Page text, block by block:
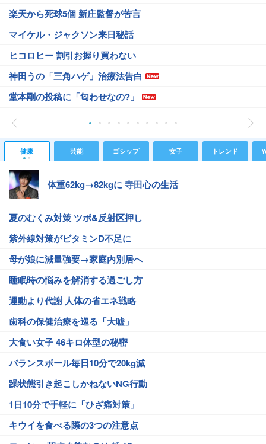
楽天から死球5個 新庄監督が苦言
マイケル・ジャクソン来日秘話
ヒコロヒー 割引お握り買わない
神田うの「三角ハゲ」治療法告白
堂本剛の投稿に「匂わせなの?」
健康 芸能 ゴシップ 女子 トレンド
体重62kg→82kgに 寺田心の生活
夏のむくみ対策 ツボ&反射区押し
紫外線対策がビタミンD不足に
母が娘に減量強要→家庭内別居へ
睡眠時の悩みを解消する過ごし方
運動より代謝 人体の省エネ戦略
歯科の保健治療を巡る「大嘘」
大食い女子 46キロ体型の秘密
バランスボール毎日10分で20kg減
躁状態引き起こしかねないNG行動
1日10分で手軽に「ひざ痛対策」
キウイを食べる際の3つの注意点